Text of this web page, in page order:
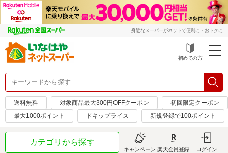
身近なスーパーがネットで便利に・おトクに
初めての方
送料無料 対象商品最大300円OFFクーポン
初回限定クーポン
最大1000ポイント
ドキップライス 新規登録で100ポイント
カテゴリから探す
キャンペーン 楽天会員登録 ログイン